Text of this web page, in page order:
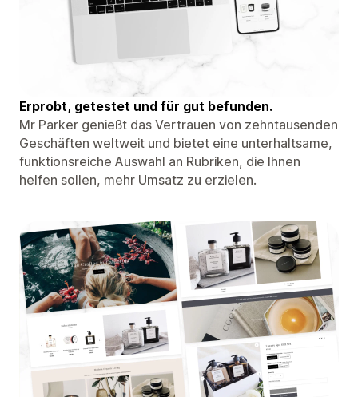
Erprobt, getestet und für gut befunden.
Mr Parker genießt das Vertrauen von zehntausenden
Geschäften weltweit und bietet eine unterhaltsame,
funktionsreiche Auswahl an Rubriken, die Ihnen
helfen sollen, mehr Umsatz zu erzielen.